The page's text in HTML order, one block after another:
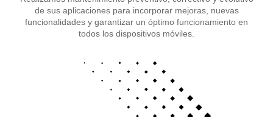
de sus aplicaciones para incorporar mejoras, nuevas
funcionalidades y garantizar un óptimo funcionamiento en
todos los dispositivos móviles.